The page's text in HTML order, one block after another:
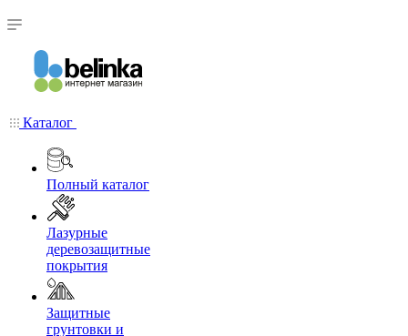
Каталог
Полный каталог
Лазурные
деревозащитные
покрытия
Защитные
грунтовки и